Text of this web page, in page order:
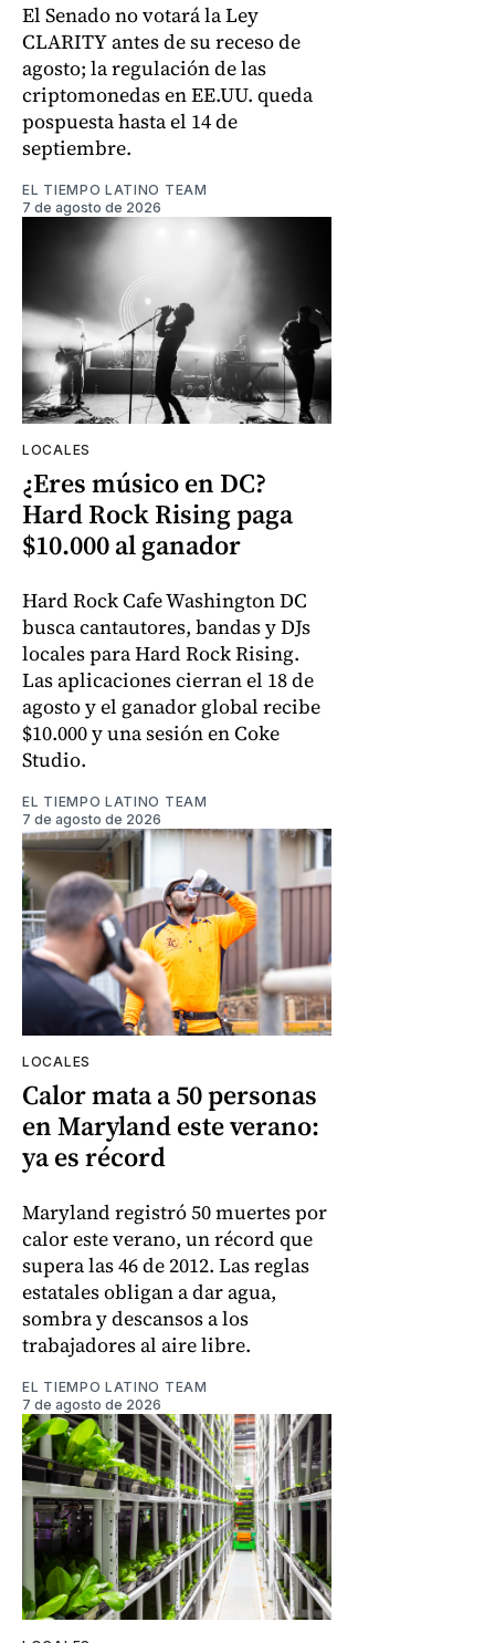
El Senado no votará la Ley
CLARITY antes de su receso de
agosto; la regulación de las
criptomonedas en EE.UU. queda
pospuesta hasta el 14 de
septiembre.
EL TIEMPO LATINO TEAM
7 de agosto de 2026
LOCALES
¿Eres músico en DC?
Hard Rock Rising paga
$10.000 al ganador
Hard Rock Cafe Washington DC
busca cantautores, bandas y DJs
locales para Hard Rock Rising.
Las aplicaciones cierran el 18 de
agosto y el ganador global recibe
$10.000 y una sesión en Coke
Studio.
EL TIEMPO LATINO TEAM
7 de agosto de 2026
LOCALES
Calor mata a 50 personas
en Maryland este verano:
ya es récord
Maryland registró 50 muertes por
calor este verano, un récord que
supera las 46 de 2012. Las reglas
estatales obligan a dar agua,
sombra y descansos a los
trabajadores al aire libre.
EL TIEMPO LATINO TEAM
7 de agosto de 2026